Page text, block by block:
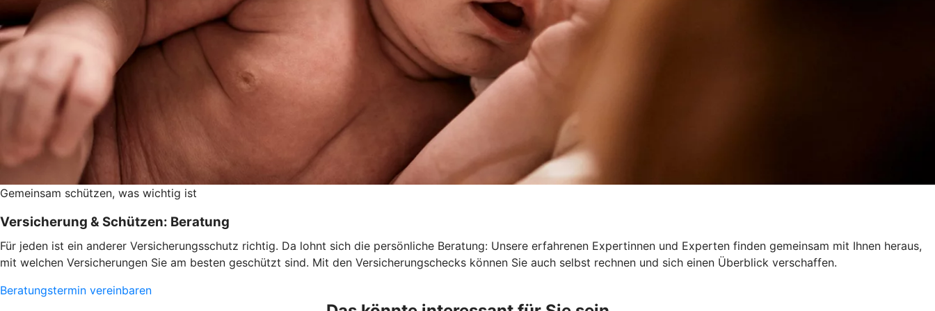
Gemeinsam schützen, was wichtig ist
Versicherung & Schützen: Beratung
Für jeden ist ein anderer Versicherungsschutz richtig. Da lohnt sich die persönliche Beratung: Unsere erfahrenen Expertinnen und Experten finden gemeinsam mit Ihnen heraus,
mit welchen Versicherungen Sie am besten geschützt sind. Mit den Versicherungschecks können Sie auch selbst rechnen und sich einen Überblick verschaffen.
Beratungstermin vereinbaren